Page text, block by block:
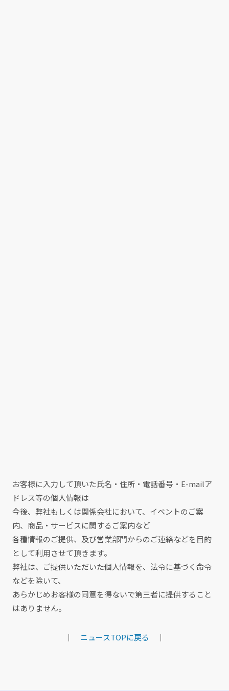
お客様に入力して頂いた氏名・住所・電話番号・E-mailア
ドレス等の個人情報は
今後、弊社もしくは関係会社において、イベントのご案
内、商品・サービスに関するご案内など
各種情報のご提供、及び営業部門からのご連絡などを目的
として利用させて頂きます。
弊社は、ご提供いただいた個人情報を、法令に基づく命令
などを除いて、
あらかじめお客様の同意を得ないで第三者に提供すること
はありません。
｜ ニュースTOPに戻る ｜